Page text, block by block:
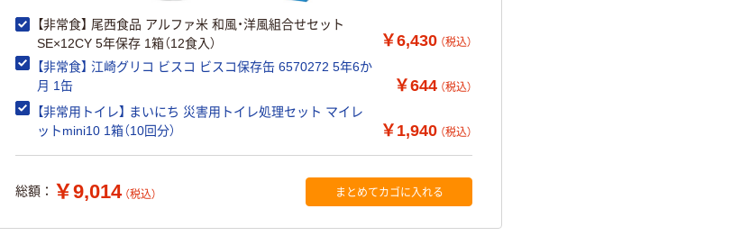
【非常食】 尾西食品 アルファ米 和風・洋風組合せセット
SE×12CY 5年保存 1箱（12食入）
￥6,430 （税込）
【非常食】 江崎グリコ ビスコ ビスコ保存缶 6570272 5年6か
月 1缶
￥644 （税込）
【非常用トイレ】 まいにち 災害用トイレ処理セット マイレ
ットmini10 1箱（10回分）
￥1,940 （税込）
総額： ￥9,014 （税込） まとめてカゴに入れる